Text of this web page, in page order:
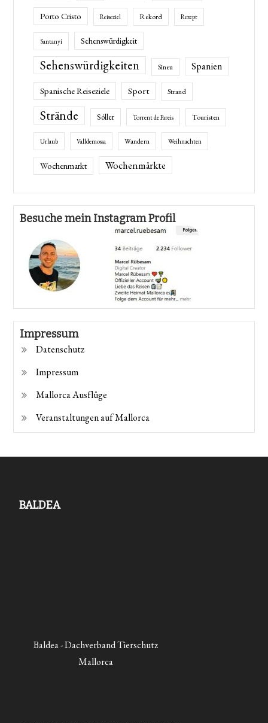
Porto Cristo Reiseziel Rekord Rezept
Santanyí Sehenswürdigkeit
Sehenswürdigkeiten Sineu Spanien
Spanische Reiseziele Sport Strand
Strände Sóller Torrent de Pareis Touristen
Urlaub Valldemossa Wandern Weihnachten
Wochenmarkt Wochenmärkte
Besuche mein Instagram Profil
Impressum
Datenschutz
Impressum
Mallorca Ausflüge
Veranstaltungen auf Mallorca
BALDEA
Baldea - Dachverband Tierschutz
Mallorca